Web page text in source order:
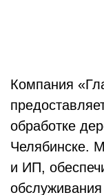
Компания
обработке
Челябинске.
и ИП,